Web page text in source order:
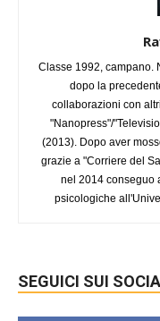
Classe 1992, campano.
dopo la
collaborazioni con
"Nanopress"/
(2013). Dopo aver
grazie a "Corriere del
nel 2014 conseguo
psicologiche
SEGUICI SUI